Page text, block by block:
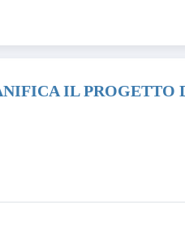
IL PROGETTO